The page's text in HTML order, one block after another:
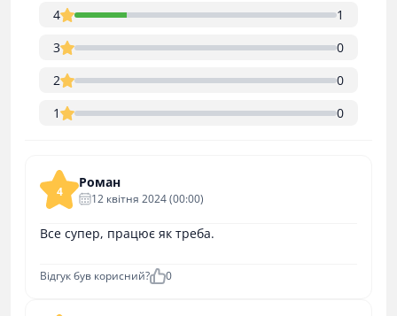
4
1
3
0
2
0
1
0
4
Роман
12 квітня 2024 (00:00)
Все супер, працює як треба.
Відгук був корисний? 0